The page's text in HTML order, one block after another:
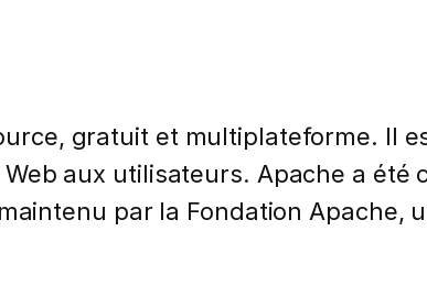
gratuit et multiplateforme. Il
aux utilisateurs. Apache a été
par la Fondation Apache,